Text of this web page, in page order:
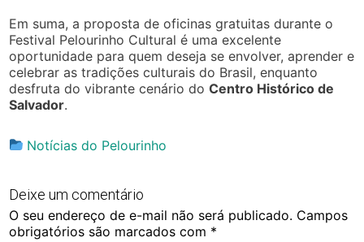
Em suma, a proposta de oficinas gratuitas durante o
Festival Pelourinho Cultural é uma excelente
oportunidade para quem deseja se envolver, aprender e
celebrar as tradições culturais do Brasil, enquanto
desfruta do vibrante cenário doCentro Histórico de
Salvador.
Notícias do Pelourinho
Deixe um comentário
O seu endereço de e-mail não será publicado. Campos
obrigatórios são marcados com *